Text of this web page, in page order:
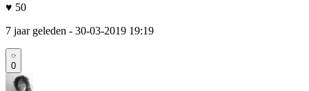
♥ 50
7 jaar geleden - 30-03-2019 19:19
0